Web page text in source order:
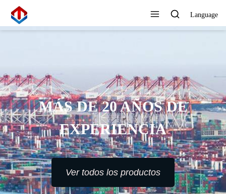
Language
MÁS DE 20 AÑOS DE
EXPERIENCIA
Ver todos los productos